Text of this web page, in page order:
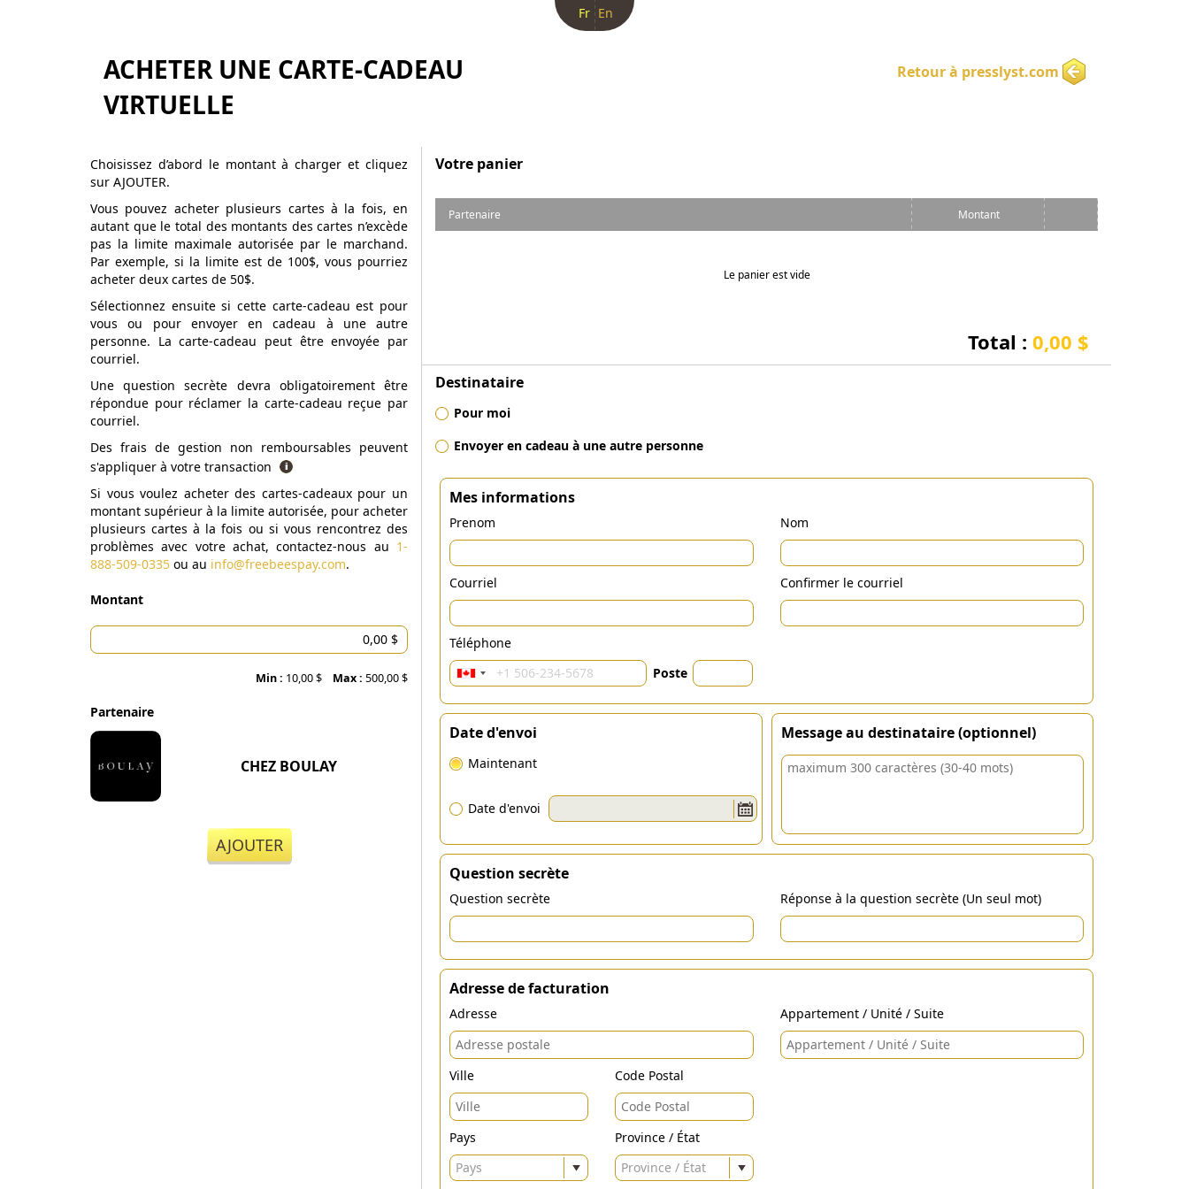
Fr En
ACHETER UNE CARTE-CADEAU
VIRTUELLE
Retour à presslyst.com
Choisissez d’abord le montant à charger et cliquez
sur AJOUTER.
Vous pouvez acheter plusieurs cartes à la fois, en
autant que le total des montants des cartes n’excède
pas la limite maximale autorisée par le marchand.
Par exemple, si la limite est de 100$, vous pourriez
acheter deux cartes de 50$.
Sélectionnez ensuite si cette carte-cadeau est pour
vous ou pour envoyer en cadeau à une autre
personne. La carte-cadeau peut être envoyée par
courriel.
Une question secrète devra obligatoirement être
répondue pour réclamer la carte-cadeau reçue par
courriel.
Des frais de gestion non remboursables peuvent
s'appliquer à votre transaction
Si vous voulez acheter des cartes-cadeaux pour un
montant supérieur à la limite autorisée, pour acheter
plusieurs cartes à la fois ou si vous rencontrez des
problèmes avec votre achat, contactez-nous au 1-
888-509-0335 ou au info@freebeespay.com.
Montant
Min : 10,00 $ Max : 500,00 $
Partenaire
CHEZ BOULAY
AJOUTER
Votre panier
Partenaire Montant
Le panier est vide
Total : 0,00 $
Destinataire
Pour moi
Envoyer en cadeau à une autre personne
Mes informations
Prenom Nom
Courriel Confirmer le courriel
Téléphone
Poste
Date d'envoi
Maintenant
Date d'envoi
Message au destinataire (optionnel)
Question secrète
Question secrète Réponse à la question secrète (Un seul mot)
Adresse de facturation
Adresse Appartement / Unité / Suite
Ville Code Postal
Pays
Pays
Province / État
Province / État